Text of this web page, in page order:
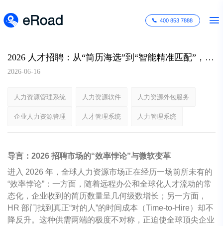
400 853 7888
2026 人才招聘：从“简历海选”到“智能精准匹配”，如何通过 AI Agent 破解人才获取难题？
2026-06-16
人力资源管理系统 人力资源软件 人力资源外包服务
企业人力资源管理 人才管理系统 人力管理系统
导言：2026 招聘市场的“效率悖论”与微软变革
进入 2026 年，全球人力资源市场正在经历一场前所未有的
“效率悖论”：一方面，随着远程办公和全球化人才流动的常
态化，企业收到的简历数量呈几何级数增长；另一方面，
HR 部门找到真正“对的人”的时间成本（Time-to-Hire）却不
降反升。这种供需两端的极度不对称，正迫使全球顶尖企业